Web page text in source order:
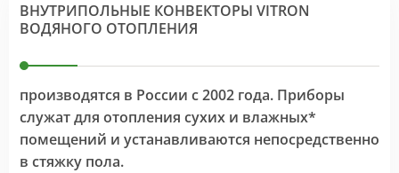
ВНУТРИПОЛЬНЫЕ КОНВЕКТОРЫ VITRON
ВОДЯНОГО ОТОПЛЕНИЯ
производятся в России с 2002 года. Приборы
служат для отопления сухих и влажных*
помещений и устанавливаются непосредственно
в стяжку пола.